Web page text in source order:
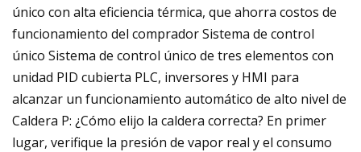
único con alta eficiencia térmica, que ahorra costos de
funcionamiento del comprador Sistema de control
único Sistema de control único de tres elementos con
unidad PID cubierta PLC, inversores y HMI para
alcanzar un funcionamiento automático de alto nivel de
Caldera P: ¿Cómo elijo la caldera correcta? En primer
lugar, verifique la presión de vapor real y el consumo